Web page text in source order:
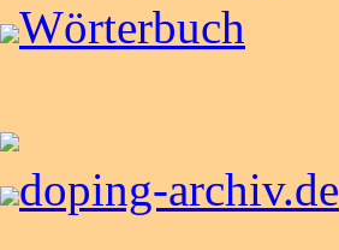
Wörterbuch
doping-archiv.de